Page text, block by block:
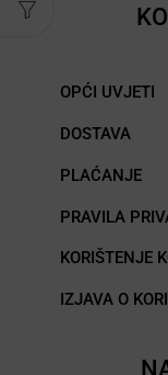
OPĆI UVJETI
DOSTAVA
PLAĆANJE
PRAVILA
KORIŠTENJE
IZJAVA O